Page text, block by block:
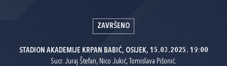
ZAVRŠENO
STADION AKADEMIJE KRPAN BABIĆ, OSIJEK, 15.03.2025. 19:00
Suci: Juraj Štefan, Nico Jukić, Tomislava Pišonić.